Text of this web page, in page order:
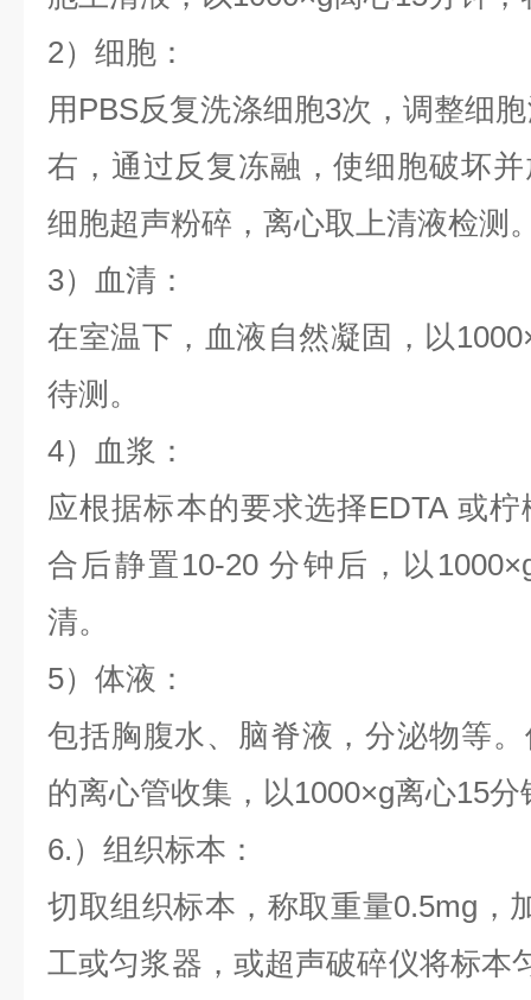
2）细胞：
用PBS反复洗涤细胞3次，调整细
右，通过反复冻融，使细胞破坏
细胞超声粉碎，离心取上清液检测
3）血清：
在室温下，血液自然凝固，以
待测。
4）血浆：
应根据标本的要求选择EDTA 或
合后静置10-20 分钟后，以
清。
5）体液：
包括胸腹水、脑脊液，分泌物等
的离心管收集，以1000×g离心15
6.）组织标本：
切取组织标本，称取重量0.5mg，
工或匀浆器，或超声破碎仪将标本